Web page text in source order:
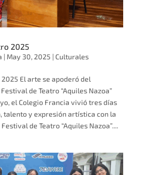
2025
| May 30, 2025 |Culturales
El arte se apoderó del
de Teatro “Aquiles Nazoa”
el Colegio Francia vivió tres días
talento y expresión artística con la
de Teatro “Aquiles Nazoa”....